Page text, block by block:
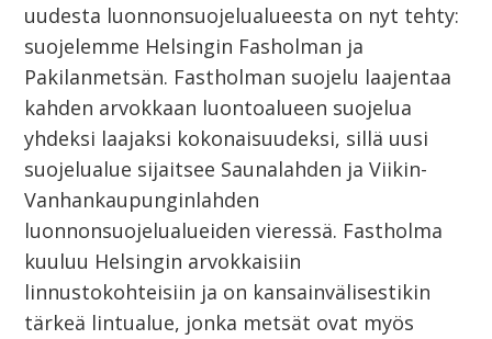
uudesta luonnonsuojelualueesta on nyt tehty:
suojelemme Helsingin Fasholman ja
Pakilanmetsän. Fastholman suojelu laajentaa
kahden arvokkaan luontoalueen suojelua
yhdeksi laajaksi kokonaisuudeksi, sillä uusi
suojelualue sijaitsee Saunalahden ja Viikin-
Vanhankaupunginlahden
luonnonsuojelualueiden vieressä. Fastholma
kuuluu Helsingin arvokkaisiin
linnustokohteisiin ja on kansainvälisestikin
tärkeä lintualue, jonka metsät ovat myös